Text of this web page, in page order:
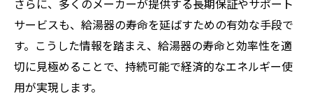
さらに、多くのメーカーが提供する長期保証やサポート
サービスも、給湯器の寿命を延ばすための有効な手段で
す。こうした情報を踏まえ、給湯器の寿命と効率性を適
切に見極めることで、持続可能で経済的なエネルギー使
用が実現します。